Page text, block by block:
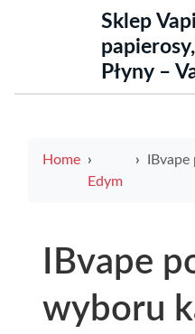
Sklep
Płyny –
Home
Edym
IBvape poradnik
IBvape
wyboru